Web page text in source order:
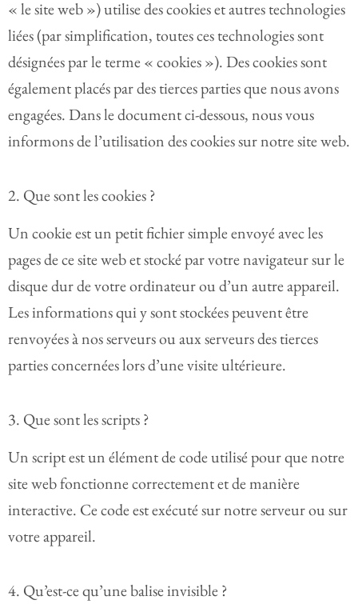
« le site web ») utilise des cookies et autres technologies
liées (par simplification, toutes ces technologies sont
désignées par le terme « cookies »). Des cookies sont
également placés par des tierces parties que nous avons
engagées. Dans le document ci-dessous, nous vous
informons de l’utilisation des cookies sur notre site web.
2. Que sont les cookies ?
Un cookie est un petit fichier simple envoyé avec les
pages de ce site web et stocké par votre navigateur sur le
disque dur de votre ordinateur ou d’un autre appareil.
Les informations qui y sont stockées peuvent être
renvoyées à nos serveurs ou aux serveurs des tierces
parties concernées lors d’une visite ultérieure.
3. Que sont les scripts ?
Un script est un élément de code utilisé pour que notre
site web fonctionne correctement et de manière
interactive. Ce code est exécuté sur notre serveur ou sur
votre appareil.
4. Qu’est-ce qu’une balise invisible ?